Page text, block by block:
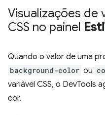
Visualizações de
CSS no painel
Quando o valor de uma
background-color ou
variável CSS, o DevTools
cor.